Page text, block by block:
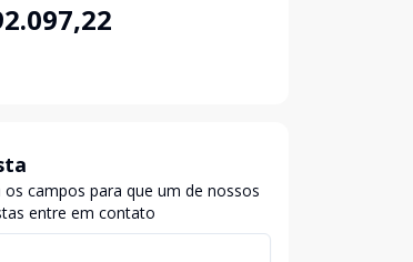
os campos para que um de nossos
entre em contato